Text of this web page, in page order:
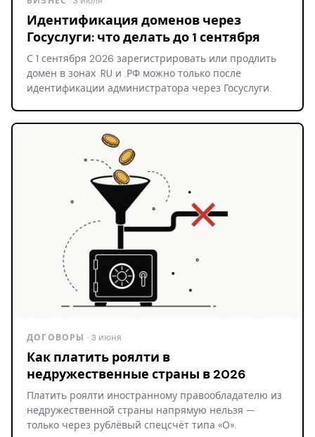
Идентификация доменов через
Госуслуги: что делать до 1 сентября
С 1 сентября 2026 зарегистрировать или продлить
домен в зонах .RU и .РФ можно только после
идентификации администратора через Госуслуги.
ДОГОВОРЫ · 3 июня
Как платить роялти в
недружественные страны в 2026
Платить роялти иностранному правообладателю из
недружественной страны напрямую нельзя —
только через рублёвый спецсчёт типа «О».